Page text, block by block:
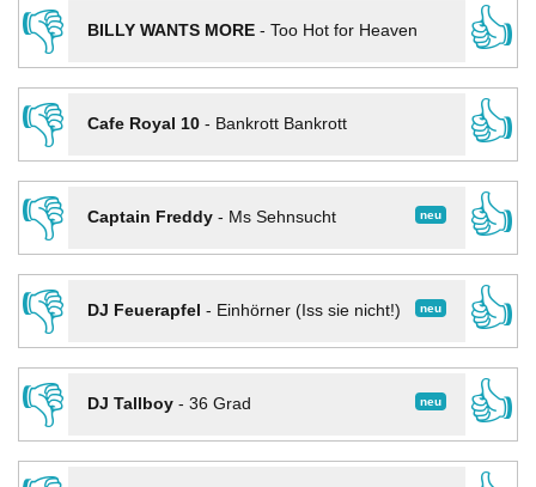
👎
BILLY WANTS MORE- Too Hot for Heaven
👍
👎
Cafe Royal 10- Bankrott Bankrott
👍
👎
neu
Captain Freddy- Ms Sehnsucht
👍
👎
neu
DJ Feuerapfel - Einhörner (Iss sie nicht!)
👍
👎
neu
DJ Tallboy- 36 Grad
👍